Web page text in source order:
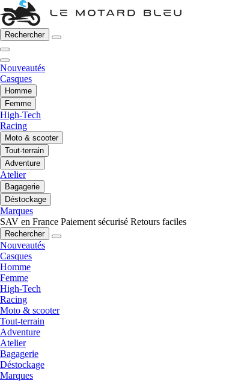
Rechercher
Nouveautés
Casques
Homme
Femme
High-Tech
Racing
Moto & scooter
Tout-terrain
Adventure
Atelier
Bagagerie
Déstockage
Marques
SAV en France Paiement sécurisé Retours faciles
Rechercher
Nouveautés
Casques
Homme
Femme
High-Tech
Racing
Moto & scooter
Tout-terrain
Adventure
Atelier
Bagagerie
Déstockage
Marques